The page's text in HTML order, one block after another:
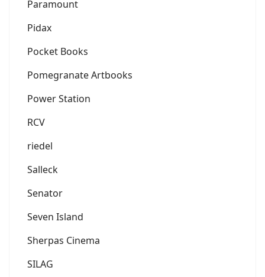
Paramount
Pidax
Pocket Books
Pomegranate Artbooks
Power Station
RCV
riedel
Salleck
Senator
Seven Island
Sherpas Cinema
SILAG